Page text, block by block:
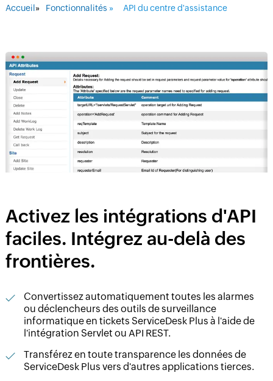
Accueil» Fonctionnalités » API du centre d'assistance
Activez les intégrations d'API
faciles. Intégrez au-delà des
frontières.
Convertissez automatiquement toutes les alarmes
ou déclencheurs des outils de surveillance
informatique en tickets ServiceDesk Plus à l'aide de
l'intégration Servlet ou API REST.
Transférez en toute transparence les données de
ServiceDesk Plus vers d'autres applications tierces.